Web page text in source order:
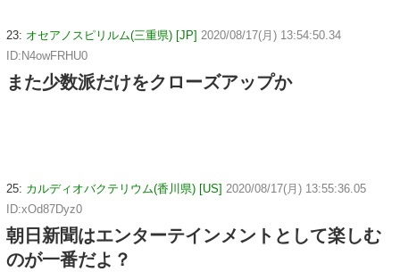
23: オセアノスピリルム(三重県) [JP] 2020/08/17(月) 13:54:50.34
ID:N4owFRHU0
また少数派だけをクローズアップか
25: カルディオバクテリウム(香川県) [US] 2020/08/17(月) 13:55:36.05
ID:xOd87Dyz0
朝日新聞はエンターテインメントとして楽しむ
のが一番だよ？